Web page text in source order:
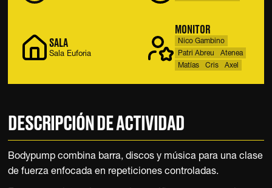
D ESCR PC ÓN D EACT V DAD
Bodypump combina barra, discos y música para una clase
de fuerza enfocada en repeticiones controladas.
SALA
Sala Euforia
MONITOR
Nico Gambino
Patri Abreu
Atenea
Matías
Cris Axel